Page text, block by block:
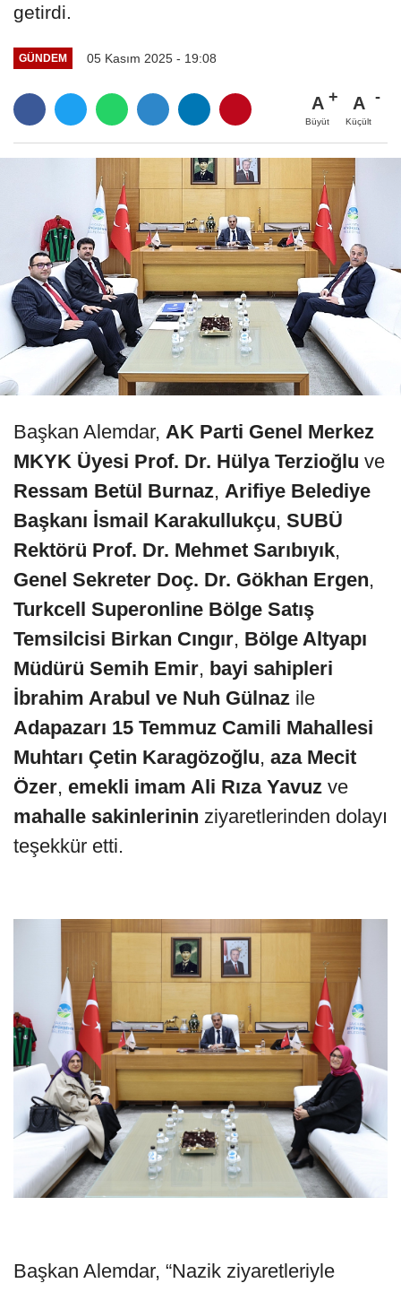
getirdi.
GÜNDEM 05 Kasım 2025 - 19:08
A
Büyüt
A
Küçült
Başkan Alemdar, AK Parti Genel Merkez
MKYK Üyesi Prof. Dr. Hülya Terzioğlu ve
Ressam Betül Burnaz, Arifiye Belediye
Başkanı İsmail Karakullukçu, SUBÜ
Rektörü Prof. Dr. Mehmet Sarıbıyık,
Genel Sekreter Doç. Dr. Gökhan Ergen,
Turkcell Superonline Bölge Satış
Temsilcisi Birkan Cıngır, Bölge Altyapı
Müdürü Semih Emir, bayi sahipleri
İbrahim Arabul ve Nuh Gülnaz ile
Adapazarı 15 Temmuz Camili Mahallesi
Muhtarı Çetin Karagözoğlu, aza Mecit
Özer, emekli imam Ali Rıza Yavuz ve
mahalle sakinlerinin ziyaretlerinden dolayı
teşekkür etti.
Başkan Alemdar, “Nazik ziyaretleriyle